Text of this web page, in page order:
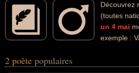
Découvrez
(toutes
un 4 mai
exemple :
variés dans les domaines de l'art, de la
2 poète populaires